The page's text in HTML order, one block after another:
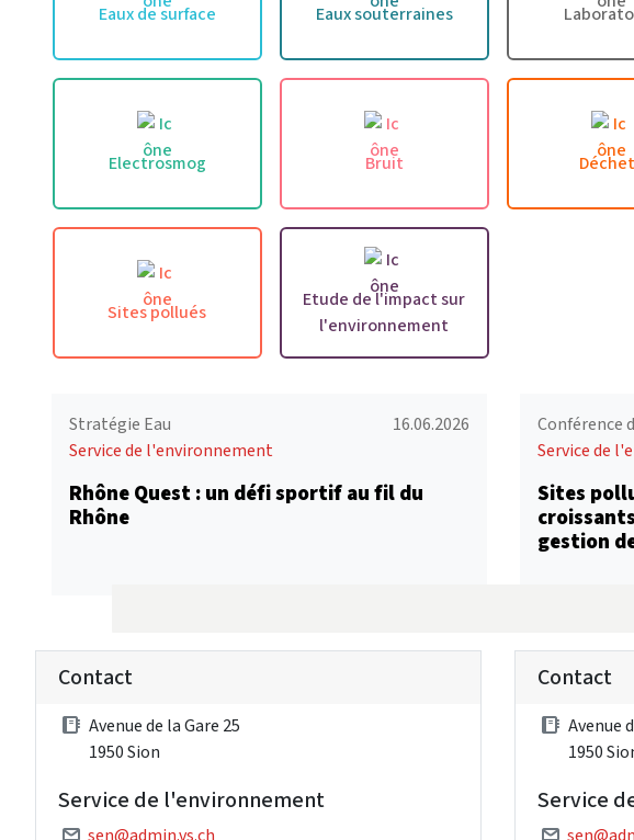
Eaux de surface Eaux souterraines
Electrosmog Bruit
Sites pollués
Etude de l'impact sur
l'environnement
Stratégie Eau
16.06.2026
Service de l'environnement
Rhône Quest : un défi sportif au fil du
Rhône
Conférence
Service de
Sites
gestion
Contact
Avenue de la Gare 25
1950 Sion
Service de l'environnement
sen@admin.vs.ch
Contact
Avenue
1950
Service